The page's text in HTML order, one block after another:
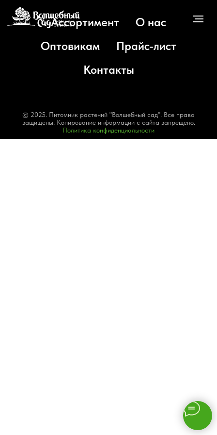
Ассортимент
О нас
Оптовикам
Прайс-лист
Контакты
© 2025. Питомник растений "Волшебный сад". Все права
защищены. Копирование информации с сайта запрещено.
Политика конфиденциальности